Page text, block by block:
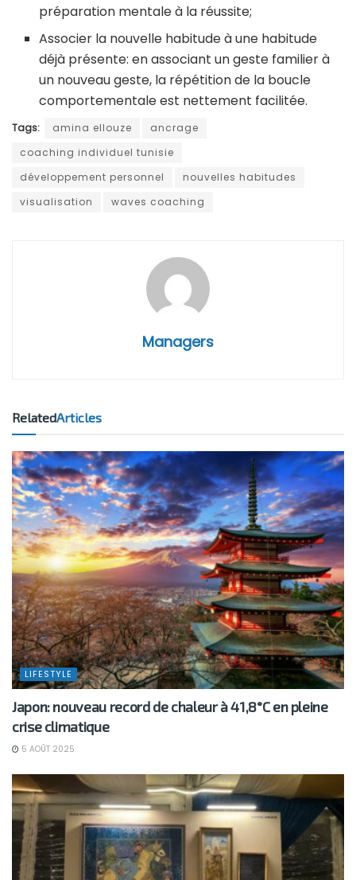
préparation mentale à la réussite;
Associer la nouvelle habitude à une habitude
déjà présente: en associant un geste familier à
un nouveau geste, la répétition de la boucle
comportementale est nettement facilitée.
Tags: amina ellouze
ancrage
coaching individuel tunisie
développement personnel
nouvelles habitudes
visualisation
waves coaching
Managers
RelatedArticles
LIFESTYLE
Japon: nouveau record de chaleur à 41,8°C en pleine
crise climatique
5 AOÛT 2025